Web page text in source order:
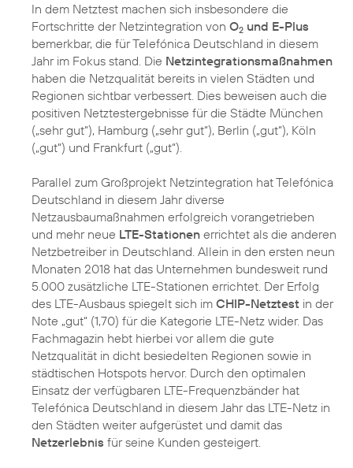
In dem Netztest machen sich insbesondere die
Fortschritte der Netzintegration von O2 und E-Plus
bemerkbar, die für Telefónica Deutschland in diesem
Jahr im Fokus stand. Die Netzintegrationsmaßnahmen
haben die Netzqualität bereits in vielen Städten und
Regionen sichtbar verbessert. Dies beweisen auch die
positiven Netztestergebnisse für die Städte München
(„sehr gut“), Hamburg („sehr gut“), Berlin („gut“), Köln
(„gut“) und Frankfurt („gut“).
Parallel zum Großprojekt Netzintegration hat Telefónica
Deutschland in diesem Jahr diverse
Netzausbaumaßnahmen erfolgreich vorangetrieben
und mehr neue LTE-Stationen errichtet als die anderen
Netzbetreiber in Deutschland. Allein in den ersten neun
Monaten 2018 hat das Unternehmen bundesweit rund
5.000 zusätzliche LTE-Stationen errichtet. Der Erfolg
des LTE-Ausbaus spiegelt sich im CHIP-Netztest in der
Note „gut“ (1,70) für die Kategorie LTE-Netz wider. Das
Fachmagazin hebt hierbei vor allem die gute
Netzqualität in dicht besiedelten Regionen sowie in
städtischen Hotspots hervor. Durch den optimalen
Einsatz der verfügbaren LTE-Frequenzbänder hat
Telefónica Deutschland in diesem Jahr das LTE-Netz in
den Städten weiter aufgerüstet und damit das
Netzerlebnis für seine Kunden gesteigert.